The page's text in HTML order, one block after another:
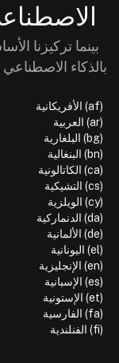
بينما تركيزنا
بالذكاء
(af) الأفريكانية
(ar) العربية
(bg) البلغارية
(bn) البنغالية
(ca) الكاتالونية
(cs) التشيكية
(cy) الويلزية
(da) الدنماركية
(de) الألمانية
(el) اليونانية
(en) الإنجليزية
(es) الإسبانية
(et) الإستونية
(fa) الفارسية
(fi) الفنلندية